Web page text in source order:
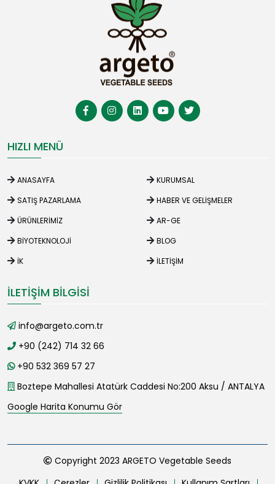
HIZLI MENÜ
ANASAYFA
KURUMSAL
SATIŞ PAZARLAMA
HABER VE GELIŞMELER
ÜRÜNLERIMIZ
AR-GE
BIYOTEKNOLOJI
BLOG
İK
İLETIŞIM
İLETIŞIM BILGISI
info@argeto.com.tr
+90 (242) 714 32 66
+90 532 369 57 27
Boztepe Mahallesi Atatürk Caddesi No:200 Aksu / ANTALYA
Google Harita Konumu Gör
Copyright 2023 ARGETO Vegetable Seeds